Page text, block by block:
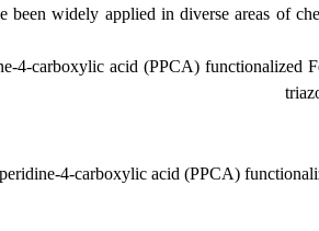
and have been widely applied in
a Piperidine-4-carboxylic acid (PPCA)
Piperidine-4-carboxylic acid